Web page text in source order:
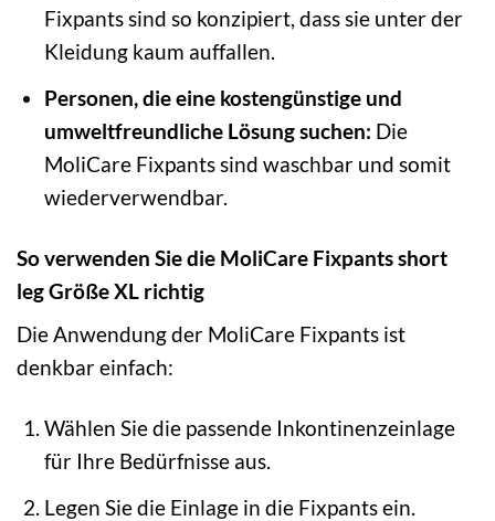
Fixpants sind so konzipiert, dass sie unter der
Kleidung kaum auffallen.
Personen, die eine kostengünstige und
umweltfreundliche Lösung suchen: Die
MoliCare Fixpants sind waschbar und somit
wiederverwendbar.
So verwenden Sie die MoliCare Fixpants short
leg Größe XL richtig
Die Anwendung der MoliCare Fixpants ist
denkbar einfach:
Wählen Sie die passende Inkontinenzeinlage
für Ihre Bedürfnisse aus.
Legen Sie die Einlage in die Fixpants ein.